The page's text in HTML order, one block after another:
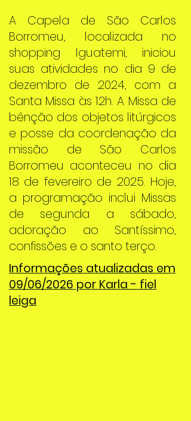
A Capela de São Carlos
Borromeu, localizada no
shopping Iguatemi, iniciou
suas atividades no dia 9 de
dezembro de 2024, com a
Santa Missa às 12h. A Missa de
bênção dos objetos litúrgicos
e posse da coordenação da
missão de São Carlos
Borromeu aconteceu no dia
18 de fevereiro de 2025. Hoje,
a programação inclui Missas
de segunda a sábado,
adoração ao Santíssimo,
confissões e o santo terço.
Informações atualizadas em
09/06/2026 por Karla - fiel
leiga